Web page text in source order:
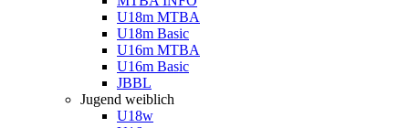
U18m MTBA
U18m Basic
U16m MTBA
U16m Basic
JBBL
Jugend weiblich
U18w